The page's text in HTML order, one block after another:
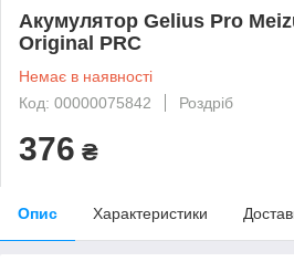
Акумулятор Gelius Pro
Original PRC
Немає в наявності
Код: 00000075842
Роздріб
376 ₴
Опис Характеристики